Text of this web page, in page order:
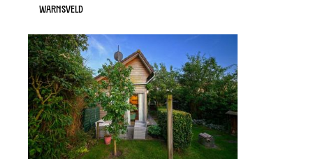
Warnsveld